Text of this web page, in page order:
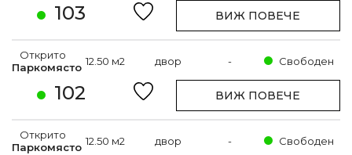
103 ВИЖ ПОВЕЧЕ
102
Открито
Паркомясто 12.50 м2 двор - Свободен
ВИЖ ПОВЕЧЕ
Открито
Паркомясто 12.50 м2 двор - Свободен